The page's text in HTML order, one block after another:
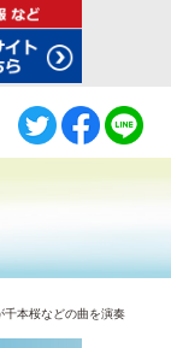
千本桜などの曲を演奏